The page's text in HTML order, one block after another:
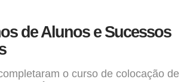
de Alunos e Sucessos
o curso de colocação de